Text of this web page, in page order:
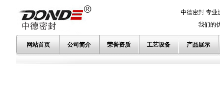
中德密封 专业
我们的优势
网站首页 公司简介 荣誉资质 工艺设备 产品展示